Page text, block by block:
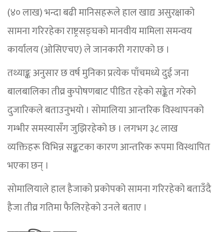
(४० लाख) भन्दा बढी मानिसहरूले हाल खाद्य असुरक्षाको
सामना गरिरहेका राष्ट्रसङ्घको मानवीय मामिला समन्वय
कार्यालय (ओसिएचए) ले जानकारी गराएको छ ।
तथ्याङ्क अनुसार छ वर्ष मुनिका प्रत्येक पाँचमध्ये दुई जना
बालबालिका तीव्र कुपोषणबाट पीडित रहेको सङ्केत गरेको
दुजारिकले बताउनुभयो । सोमालिया आन्तरिक विस्थापनको
गम्भीर समस्यासँग जुझिरहेको छ । लगभग ३८ लाख
व्यक्तिहरू विभिन्न सङ्कटका कारण आन्तरिक रूपमा विस्थापित
भएका छन् ।
सोमालियाले हाल हैजाको प्रकोपको सामना गरिरहेको बताउँदै
हैजा तीव्र गतिमा फैलिरहेको उनले बताए ।